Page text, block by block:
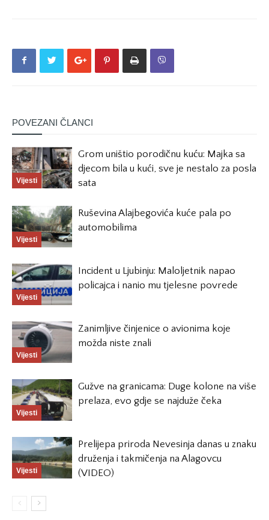
POVEZANI ČLANCI
Vijesti
Grom uništio porodičnu kuću: Majka sa
djecom bila u kući, sve je nestalo za posla
sata
Vijesti
Ruševina Alajbegovića kuće pala po
automobilima
Vijesti
Incident u Ljubinju: Maloljetnik napao
policajca i nanio mu tjelesne povrede
Vijesti
Zanimljive činjenice o avionima koje
možda niste znali
Vijesti
Gužve na granicama: Duge kolone na više
prelaza, evo gdje se najduže čeka
Vijesti
Prelijepa priroda Nevesinja danas u znaku
druženja i takmičenja na Alagovcu
(VIDEO)